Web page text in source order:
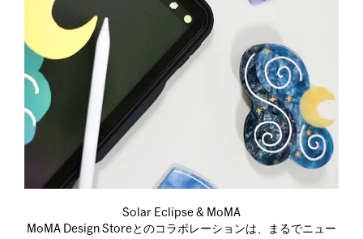
Solar Eclipse & MoMA
MoMA Design Storeとのコラボレーションは、まるでニュー